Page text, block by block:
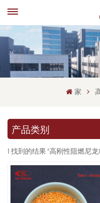
家
产品类别
1 找到的结果 "高刚性阻燃尼